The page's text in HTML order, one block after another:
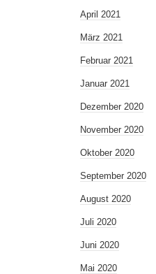
April 2021
März 2021
Februar 2021
Januar 2021
Dezember 2020
November 2020
Oktober 2020
September 2020
August 2020
Juli 2020
Juni 2020
Mai 2020